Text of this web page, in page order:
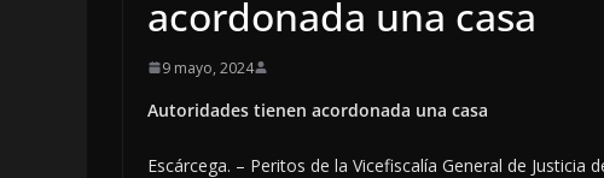
acordonada una casa
9 mayo, 2024
Autoridades tienen acordonada una casa
Escárcega. – Peritos de la Vicefiscalía General de